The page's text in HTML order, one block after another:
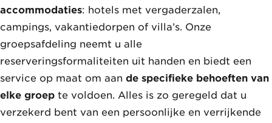
accommodaties: hotels met vergaderzalen,
campings, vakantiedorpen of villa’s. Onze
groepsafdeling neemt u alle
reserveringsformaliteiten uit handen en biedt een
service op maat om aan de specifieke behoeften van
elke groep te voldoen. Alles is zo geregeld dat u
verzekerd bent van een persoonlijke en verrijkende